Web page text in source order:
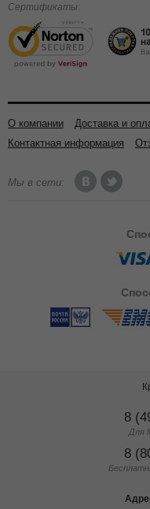
Сертификаты:
О компании Доставка и
Контактная информация
Мы в сети:
8
Для
8